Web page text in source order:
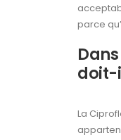
parce
doit-
La